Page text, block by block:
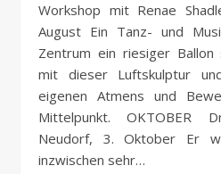
Workshop mit Renae
August Ein Tanz- und
Zentrum ein riesiger
mit dieser Luftskulptur
eigenen Atmens und
Mittelpunkt. OKTOBER
Neudorf, 3. Oktober Er
inzwischen sehr…